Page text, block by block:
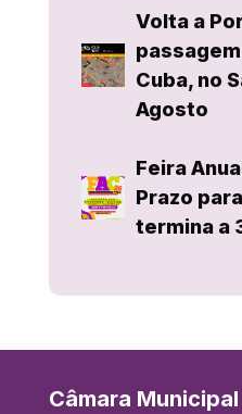
Volta a
Cuba, no
Agosto
Feira
Prazo
termina a
Câmara